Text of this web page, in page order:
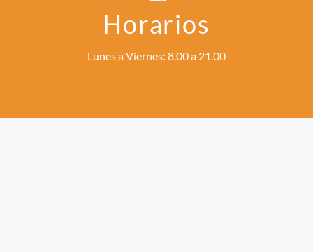
Horarios
Lunes a Viernes: 8.00 a 21.00